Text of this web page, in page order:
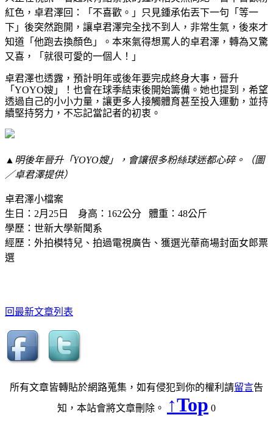
紅色，卓君澤回：「不喜歡。」只見鍾承佑丟下一句「等一
下」後突然跑開，讓卓君澤完全找不到人，非常生氣，後來才
知道「他跑去換顏色」。本來氣得想罵人的卓君澤，轉為又驚
又喜，「就很可愛的一個人！」
卓君澤也透露，預計明年或後年要完成終身大事，晉升
「YOYO嫂」！也會在球季結束後開始籌備。她也提到，希望
透過自己的小小力量，讓更多人接觸體育甚至投入運動，並持
續堅持努力，不忘記當記者的初衷。
▲明後年晉升「YOYO嫂」，會讓很多粉絲球迷都心碎。（圖
／卓君澤提供）
卓君澤小檔案
生日：2月25日 身高：162公分 體重：48公斤
學歷：世新大學新聞系
經歷：外拍模特兒、拍過電視廣告、獲選光華商場封面女郎票
選
回最新文章列表
所有文章皆轉貼於網路蒐集，如有侵犯到你的權利請留言告
知，本站會將文章刪除。
↑Top 0